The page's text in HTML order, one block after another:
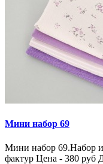
Мини набор 69
Мини набор 69.Набор
фактур Цена - 380 руб